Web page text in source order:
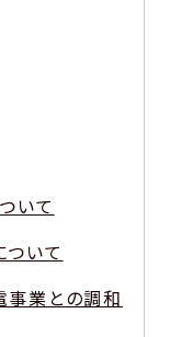
いて
いて
業との調和